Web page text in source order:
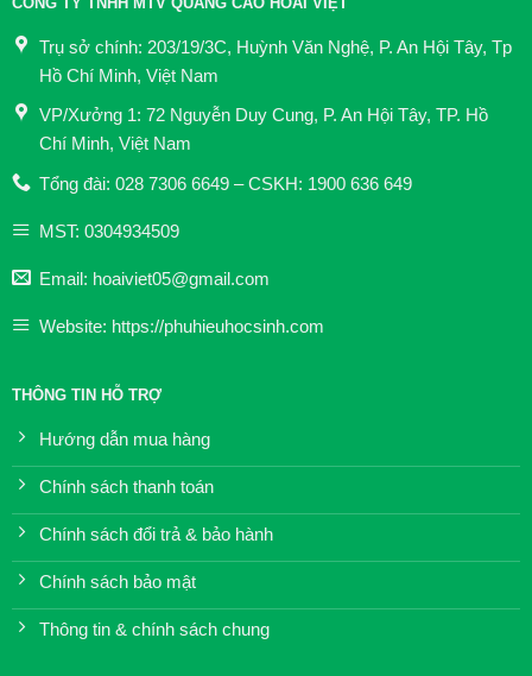
Trụ sở chính: 203/19/3C, Huỳnh Văn Nghệ, P. An Hội Tây, Tp
Hồ Chí Minh, Việt Nam
VP/Xưởng 1: 72 Nguyễn Duy Cung, P. An Hội Tây, TP. Hồ
Chí Minh, Việt Nam
Tổng đài: 028 7306 6649 – CSKH: 1900 636 649
MST: 0304934509
Email: hoaiviet05@gmail.com
Website: https://phuhieuhocsinh.com
THÔNG TIN HỖ TRỢ
Hướng dẫn mua hàng
Chính sách thanh toán
Chính sách đổi trả & bảo hành
Chính sách bảo mật
Thông tin & chính sách chung